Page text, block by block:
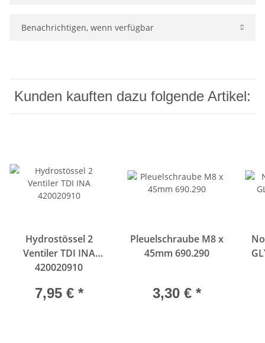
Benachrichtigen, wenn verfügbar
Kunden kauften dazu folgende Artikel:
Hydrostössel 2
Ventiler TDI INA
420020910
7,95 € *
Pleuelschraube M8 x
45mm 690.290
3,30 € *